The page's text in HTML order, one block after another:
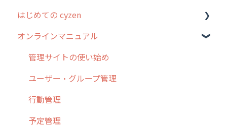
過去のリリース
2019年までのリリース情報
お客様の声を実現しました
はじめての cyzen
0. はじめてのcyzenの使い方
1. cyzenについて知ろう
2. 主要機能の概要
3. cyzenの位置情報取得について
4. cyzen利用前の準備：システム管理者編
オンラインマニュアル
管理サイトの使い始め
ユーザー・グループ管理
行動管理
予定管理